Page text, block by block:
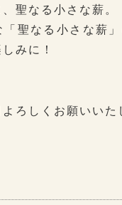
聖なる小さな薪。
「聖なる小さな薪
みに！
ろしくお願いいた